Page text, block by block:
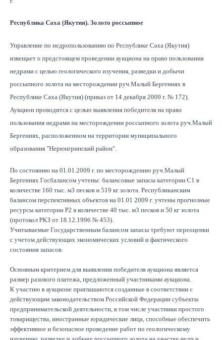
Республика Саха (Якутия). Золото россыпное
Управление по недропользованию по Республике Саха (Якутия)
извещает о предстоящем проведении аукциона на право пользования
недрами с целью геологического изучения, разведки и добычи
россыпного золота на месторождении руч.Малый Бергеннях в
Республике Саха (Якутия) (приказ от 14 декабря 2009 г. № 172).
Аукцион проводится с целью выявления победителя на право
пользования недрами на месторождении россыпного золота руч.Малый
Бергеннях, расположенном на территории муниципального
образования "Нерюнгринский район".
По состоянию на 01.01.2009 г. по месторождению руч.Малый
Бергеннях Госбалансом учтены: балансовые запасы категории С1 в
количестве 160 тыс. м3 песков и 519 кг золота. Республиканским
балансом перспективных объектов на 01.01 2009 г. учтены прогнозные
ресурсы категории Р2 в количестве 40 тыс. м3 песков и 50 кг золота
(протокол РКЗ от 18.12.1996 № 453).
Учитываемые Государственным балансом запасы требуют переоценки
с учетом действующих экономических условий и фактического
состояния запасов.
Основным критерием для выявления победителя аукциона является
размер разового платежа, предложенный участниками аукциона.
К участию в аукционе приглашаются созданные в соответствии с
действующим законодательством Российской Федерации субъекты
предпринимательской деятельности, в том числе участники простого
товарищества, иностранные юридические лица, способные обеспечить
эффективное и безопасное проведение работ по геологическому